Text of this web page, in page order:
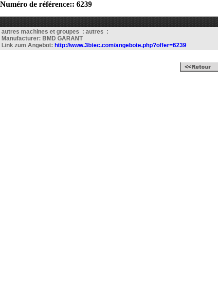
Numéro de référence:: 6239
autres machines et groupes : autres :
Manufacturer: BMD GARANT
Link zum Angebot: http://www.3btec.com/angebote.php?offer=6239